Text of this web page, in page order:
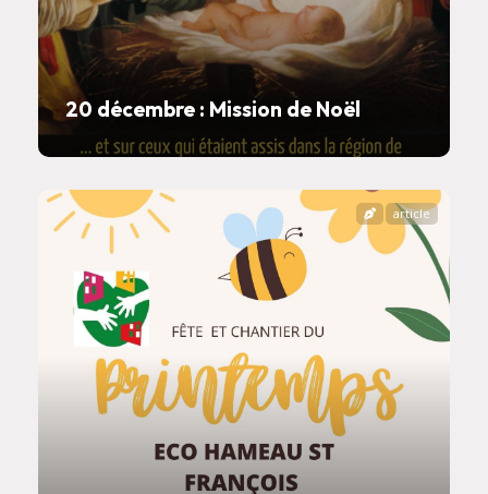
20 décembre : Mission de Noël
article